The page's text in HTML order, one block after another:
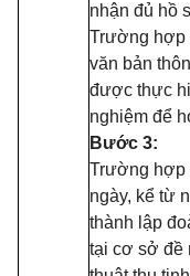
nhận đủ hồ
Trường hợp
văn bản
được thực
nghiệm để
Bước 3:
Trường hợp
ngày, kể từ
thành lập
tại cơ sở đề